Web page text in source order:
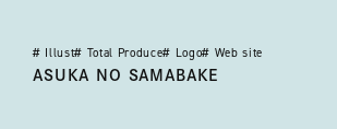
あすかのサマバケ
ASUKA NO SAMABAKE
# Illust# Total Produce# Logo# Web site